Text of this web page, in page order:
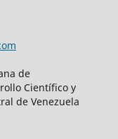
de
Científico y
de Venezuela